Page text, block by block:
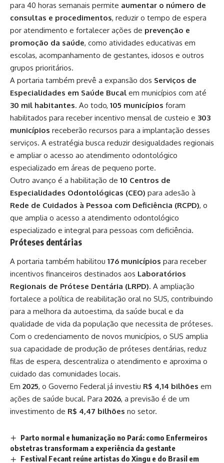
para 40 horas semanais permite aumentar o número de
consultas e procedimentos, reduzir o tempo de espera
por atendimento e fortalecer ações de prevenção e
promoção da saúde, como atividades educativas em
escolas, acompanhamento de gestantes, idosos e outros
grupos prioritários.
A portaria também prevê a expansão dos Serviços de
Especialidades em Saúde Bucal em municípios com até
30 mil habitantes. Ao todo, 105 municípios foram
habilitados para receber incentivo mensal de custeio e 303
municípios receberão recursos para a implantação desses
serviços. A estratégia busca reduzir desigualdades regionais
e ampliar o acesso ao atendimento odontológico
especializado em áreas de pequeno porte.
Outro avanço é a habilitação de 10 Centros de
Especialidades Odontológicas (CEO) para adesão à
Rede de Cuidados à Pessoa com Deficiência (RCPD), o
que amplia o acesso a atendimento odontológico
especializado e integral para pessoas com deficiência.
Próteses dentárias
A portaria também habilitou 176 municípios para receber
incentivos financeiros destinados aos Laboratórios
Regionais de Prótese Dentária (LRPD). A ampliação
fortalece a política de reabilitação oral no SUS, contribuindo
para a melhora da autoestima, da saúde bucal e da
qualidade de vida da população que necessita de próteses.
Com o credenciamento de novos municípios, o SUS amplia
sua capacidade de produção de próteses dentárias, reduz
filas de espera, descentraliza o atendimento e aproxima o
cuidado das comunidades locais.
Em 2025, o Governo Federal já investiu R$ 4,14 bilhões em
ações de saúde bucal. Para 2026, a previsão é de um
investimento de R$ 4,47 bilhões no setor.
Parto normal e humanização no Pará: como Enfermeiros
obstetras transformam a experiência da gestante
Festival Fecant reúne artistas do Xingu e do Brasil em